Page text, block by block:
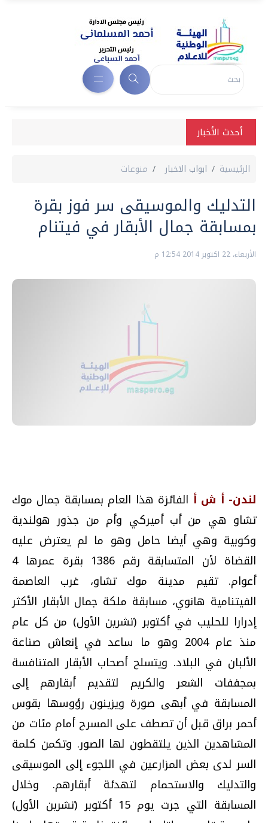
أحدث الأخبار
الرئيسية ابواب الاخبار منوعات
التدليك والموسيقى سر فوز بقرة
بمسابقة جمال الأبقار في فيتنام
الأربعاء، 22 اكتوبر 2014 12:54 م
لندن- أ ش أ الفائزة هذا العام بمسابقة جمال موك
تشاو هي من أب أميركي وأم من جذور هولندية
وكوبية وهي أيضا حامل وهو ما لم يعترض عليه
القضاة لأن المتسابقة رقم 1386 بقرة عمرها 4
أعوام. تقيم مدينة موك تشاو، غرب العاصمة
الفيتنامية هانوي، مسابقة ملكة جمال الأبقار الأكثر
إدرارا للحليب في أكتوبر (تشرين الأول) من كل عام
منذ عام 2004 وهو ما ساعد في إنعاش صناعة
الألبان في البلاد. ويتسلح أصحاب الأبقار المتنافسة
بمجففات الشعر والكريم لتقديم أبقارهم إلى
المسابقة في أبهى صورة ويزينون رؤوسها بقوس
أحمر براق قبل أن تصطف على المسرح أمام مئات من
المشاهدين الذين يلتقطون لها الصور. وتكمن كلمة
السر لدى بعض المزارعين في اللجوء إلى الموسيقى
والتدليك والاستحمام لتهدئة أبقارهم. وخلال
المسابقة التي جرت يوم 15 أكتوبر (تشرين الأول)